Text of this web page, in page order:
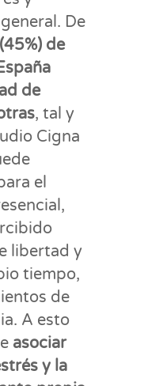
De
de
de
, tal y
Cigna
el
libertad y
tiempo,
de
A esto
asociar
y la